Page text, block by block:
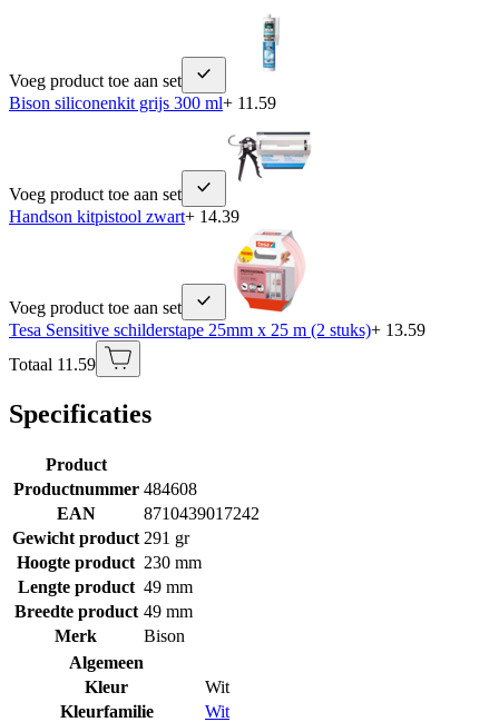
Voeg product toe aan set
Bison siliconenkit grijs 300 ml+ 11.59
Voeg product toe aan set
Handson kitpistool zwart+ 14.39
Voeg product toe aan set
Tesa Sensitive schilderstape 25mm x 25 m (2 stuks)+ 13.59
Totaal 11.59
Specificaties
Product
Productnummer 484608
EAN
8710439017242
Gewicht product 291 gr
Hoogte product 230 mm
Lengte product 49 mm
Breedte product 49 mm
Merk
Bison
Algemeen
Kleur
Wit
Kleurfamilie
Wit